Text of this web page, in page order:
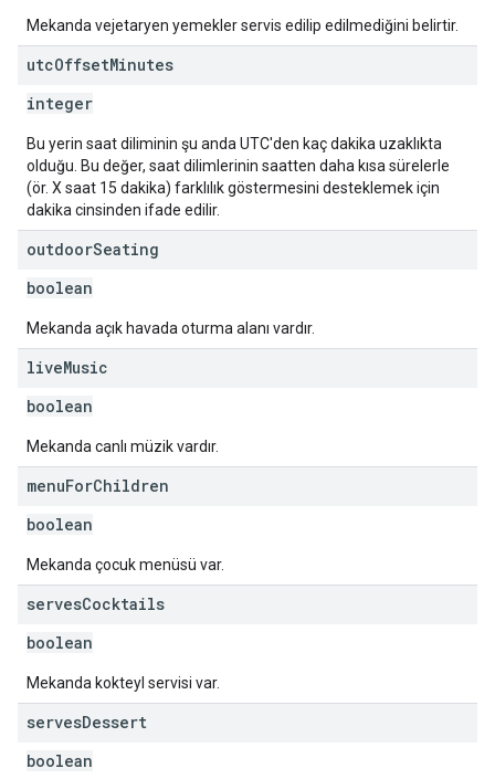
Mekanda vejetaryen yemekler servis edilip edilmediğini belirtir.
utcOffsetMinutes
integer
Bu yerin saat diliminin şu anda UTC'den kaç dakika uzaklıkta
olduğu. Bu değer, saat dilimlerinin saatten daha kısa sürelerle
(ör. X saat 15 dakika) farklılık göstermesini desteklemek için
dakika cinsinden ifade edilir.
outdoorSeating
boolean
Mekanda açık havada oturma alanı vardır.
liveMusic
boolean
Mekanda canlı müzik vardır.
menuForChildren
boolean
Mekanda çocuk menüsü var.
servesCocktails
boolean
Mekanda kokteyl servisi var.
servesDessert
boolean